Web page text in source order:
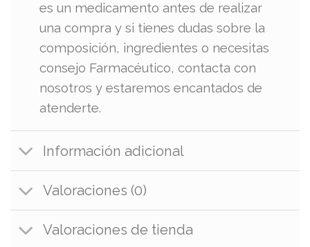
es un medicamento antes de realizar
una compra y si tienes dudas sobre la
composición, ingredientes o necesitas
consejo Farmacéutico, contacta con
nosotros y estaremos encantados de
atenderte.
Información adicional
Valoraciones (0)
Valoraciones de tienda